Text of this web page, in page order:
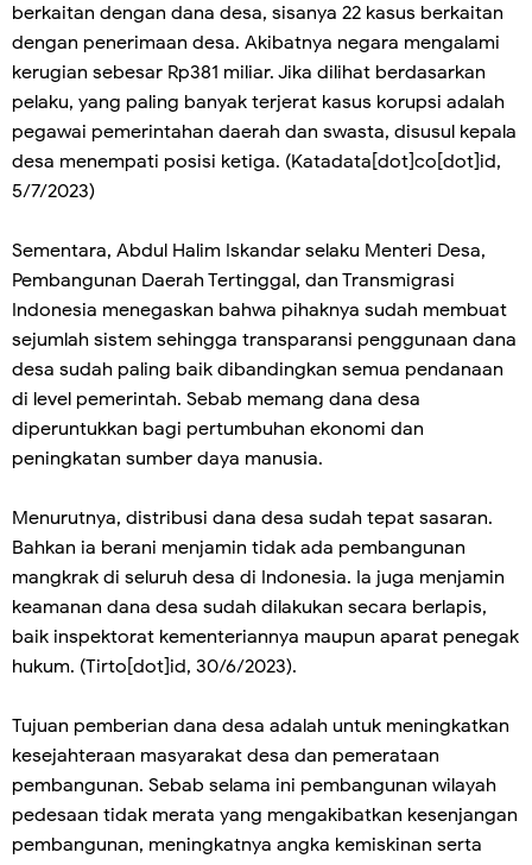
berkaitan dengan dana desa, sisanya 22 kasus berkaitan
dengan penerimaan desa. Akibatnya negara mengalami
kerugian sebesar Rp381 miliar. Jika dilihat berdasarkan
pelaku, yang paling banyak terjerat kasus korupsi adalah
pegawai pemerintahan daerah dan swasta, disusul kepala
desa menempati posisi ketiga. (Katadata[dot]co[dot]id,
5/7/2023)
Sementara, Abdul Halim Iskandar selaku Menteri Desa,
Pembangunan Daerah Tertinggal, dan Transmigrasi
Indonesia menegaskan bahwa pihaknya sudah membuat
sejumlah sistem sehingga transparansi penggunaan dana
desa sudah paling baik dibandingkan semua pendanaan
di level pemerintah. Sebab memang dana desa
diperuntukkan bagi pertumbuhan ekonomi dan
peningkatan sumber daya manusia.
Menurutnya, distribusi dana desa sudah tepat sasaran.
Bahkan ia berani menjamin tidak ada pembangunan
mangkrak di seluruh desa di Indonesia. Ia juga menjamin
keamanan dana desa sudah dilakukan secara berlapis,
baik inspektorat kementeriannya maupun aparat penegak
hukum. (Tirto[dot]id, 30/6/2023).
Tujuan pemberian dana desa adalah untuk meningkatkan
kesejahteraan masyarakat desa dan pemerataan
pembangunan. Sebab selama ini pembangunan wilayah
pedesaan tidak merata yang mengakibatkan kesenjangan
pembangunan, meningkatnya angka kemiskinan serta